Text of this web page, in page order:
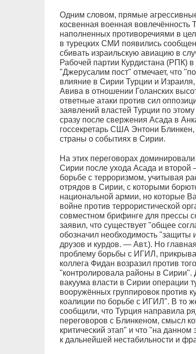
Одним словом, прямые
косвенная военная
наполненных противоречиями в
в турецких СМИ появились
сбивать израильскую авиацию в
Рабочей партии Курдистана (РПК) в
"Джерусалим пост" отмечает, что
влияние в Сирии Турции и Израиля,
Авива в отношении Голанских
ответные атаки против сил
заявлений властей Турции по
сразу после свержения Асада в
госсекретарь США Энтони
страны о событиях в Сирии.
На этих переговорах
Сирии после ухода Асада и
борьбе с терроризмом, учитывая
отрядов в Сирии, с которыми
национальной армии, но которые
войне против террористической
совместном брифинге для прессы
заявил, что существует "общее
обозначил необходимость "защиты
друзов и курдов. — Авт.). Но
проблему борьбы с ИГИЛ,
коллега Фидан возразил против
"контролировала районы в Сирии".
вакуума власти в Сирии операции
вооружённых группировок против
коалиции по борьбе с ИГИЛ". В то
сообщили, что Турция направила
переговоров с Блинкеном, смысл
критический этап" и что "на
к дальнейшей нестабильности и